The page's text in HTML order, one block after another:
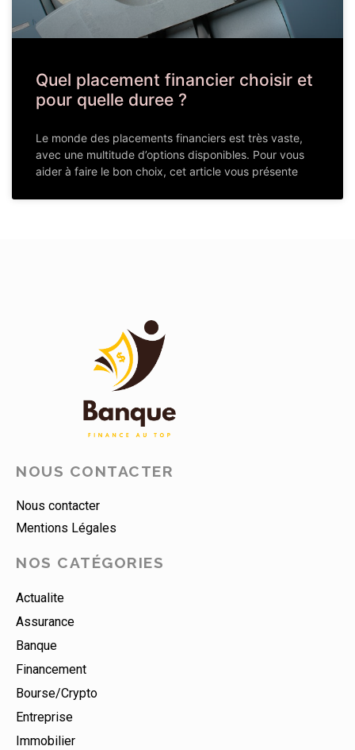
Quel placement financier choisir et
pour quelle duree ?
Le monde des placements financiers est très vaste,
avec une multitude d’options disponibles. Pour vous
aider à faire le bon choix, cet article vous présente
NOUS CONTACTER
Nous contacter
Mentions Légales
NOS CATÉGORIES
Actualite
Assurance
Banque
Financement
Bourse/crypto
Entreprise
Immobilier